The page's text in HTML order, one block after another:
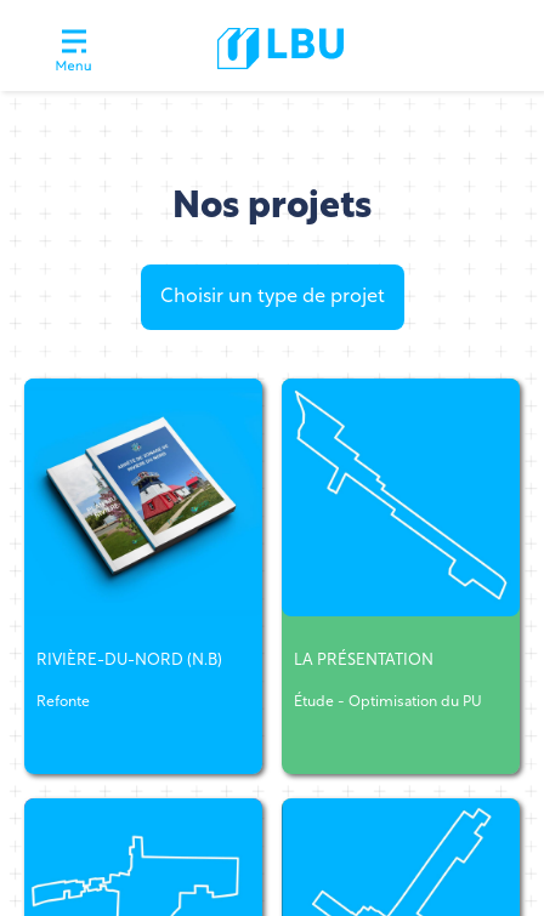
Nos projets
Choisir un type de projet
RIVIÈRE-DU-NORD (N.B)
Refonte
LA PRÉSENTATION
Étude - Optimisation du PU